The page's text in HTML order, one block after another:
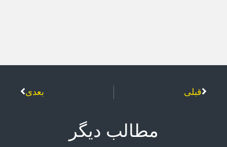
قبلی بعدی
مطالب دیگر